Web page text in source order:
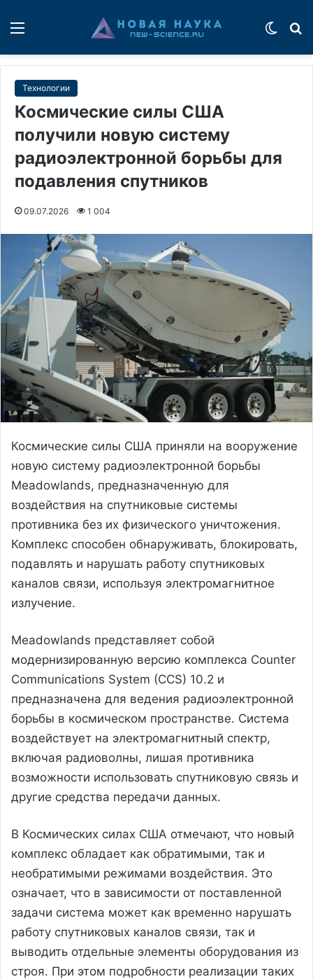
Технологии
Космические силы США
получили новую систему
радиоэлектронной борьбы для
подавления спутников
09.07.2026 1 004
Космические силы США приняли на вооружение
новую систему радиоэлектронной борьбы
Meadowlands, предназначенную для
воздействия на спутниковые системы
противника без их физического уничтожения.
Комплекс способен обнаруживать, блокировать,
подавлять и нарушать работу спутниковых
каналов связи, используя электромагнитное
излучение.
Meadowlands представляет собой
модернизированную версию комплекса Counter
Communications System (CCS) 10.2 и
предназначена для ведения радиоэлектронной
борьбы в космическом пространстве. Система
воздействует на электромагнитный спектр,
включая радиоволны, лишая противника
возможности использовать спутниковую связь и
другие средства передачи данных.
В Космических силах США отмечают, что новый
комплекс обладает как обратимыми, так и
необратимыми режимами воздействия. Это
означает, что в зависимости от поставленной
задачи система может как временно нарушать
работу спутниковых каналов связи, так и
выводить отдельные элементы оборудования из
строя. При этом подробности реализации таких